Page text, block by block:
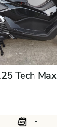
Tech Max
-